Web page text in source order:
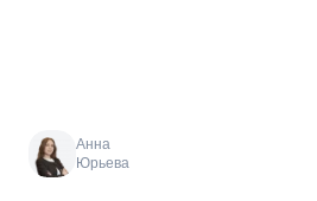
Анна
Юрьева